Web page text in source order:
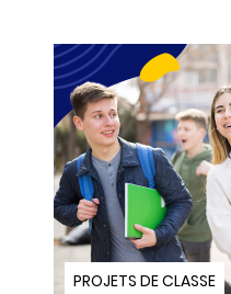
PROJETS DE CLASSE